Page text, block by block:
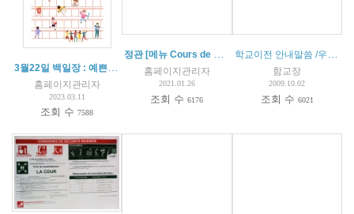
홈페이지관리자
2023.03.11
조회 수7588
정관 [메뉴 Cours de coréen 의 statuts 참고°]
홈페이지관리자
2021.01.26
조회 수6176
학교이전 안내말씀 /우편발송
함교장
2009.10.02
조회 수 6021